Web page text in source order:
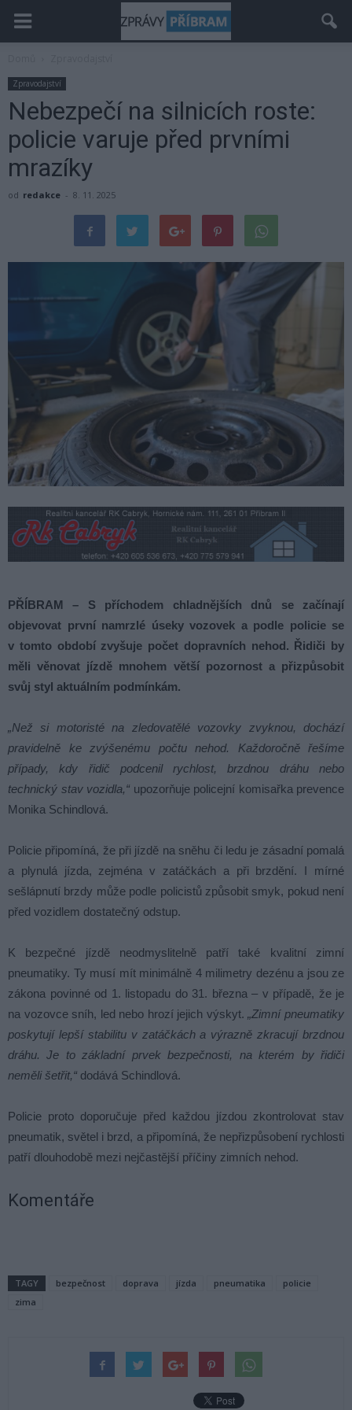
Zpravodajství
Nebezpečí na silnicích roste:
policie varuje před prvními
mrazíky
od redakce - 8. 11. 2025
PŘÍBRAM – S příchodem chladnějších dnů se začínají
objevovat první namrzlé úseky vozovek a podle policie se
v tomto období zvyšuje počet dopravních nehod. Řidiči by
měli věnovat jízdě mnohem větší pozornost a přizpůsobit
svůj styl aktuálním podmínkám.
„Než si motoristé na zledovatělé vozovky zvyknou, dochází
pravidelně ke zvýšenému počtu nehod. Každoročně řešíme
případy, kdy řidič podcenil rychlost, brzdnou dráhu nebo
technický stav vozidla,“ upozorňuje policejní komisařka prevence
Monika Schindlová.
Policie připomíná, že při jízdě na sněhu či ledu je zásadní pomalá
a plynulá jízda, zejména v zatáčkách a při brzdění. I mírné
sešlápnutí brzdy může podle policistů způsobit smyk, pokud není
před vozidlem dostatečný odstup.
K bezpečné jízdě neodmyslitelně patří také kvalitní zimní
pneumatiky. Ty musí mít minimálně 4 milimetry dezénu a jsou ze
zákona povinné od 1. listopadu do 31. března – v případě, že je
na vozovce sníh, led nebo hrozí jejich výskyt.„Zimní pneumatiky
poskytují lepší stabilitu v zatáčkách a výrazně zkracují brzdnou
dráhu. Je to základní prvek bezpečnosti, na kterém by řidiči
neměli šetřit,“ dodává Schindlová.
Policie proto doporučuje před každou jízdou zkontrolovat stav
pneumatik, světel i brzd, a připomíná, že nepřizpůsobení rychlosti
patří dlouhodobě mezi nejčastější příčiny zimních nehod.
Komentáře
TAGY bezpečnost doprava jízda pneumatika
policie
zima